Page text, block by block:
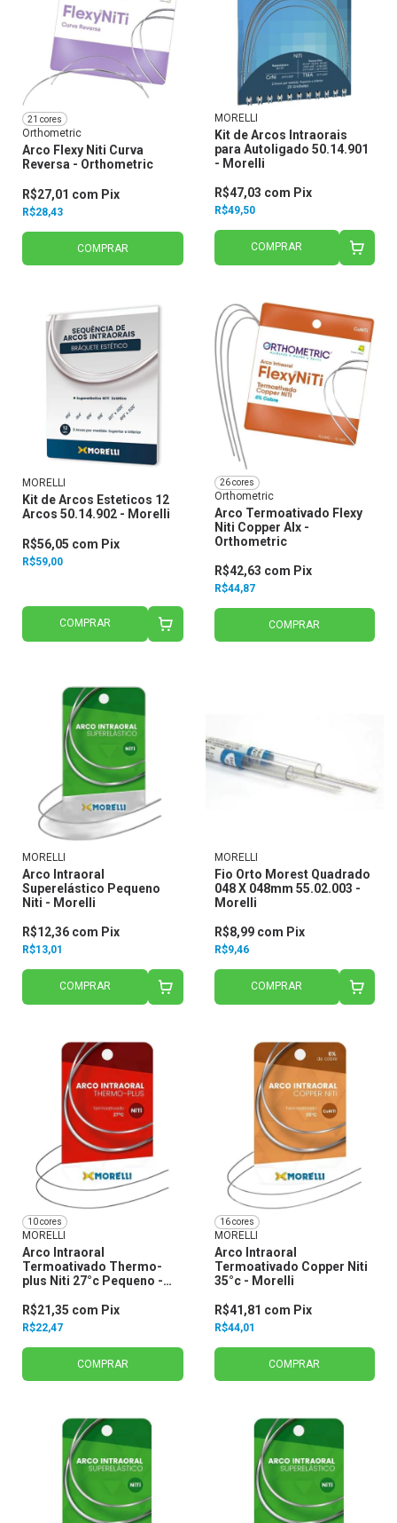
21 cores
Orthometric
Arco Flexy Niti Curva
Reversa - Orthometric
R$28,43
R$27,01 com Pix
COMPRAR
MORELLI
Kit de Arcos Intraorais
para Autoligado 50.14.901
- Morelli
R$49,50
R$47,03 com Pix
COMPRAR
MORELLI
Kit de Arcos Esteticos 12
Arcos 50.14.902 - Morelli
R$59,00
R$56,05 com Pix
COMPRAR
26 cores
Orthometric
Arco Termoativado Flexy
Niti Copper Alx -
Orthometric
R$44,87
R$42,63 com Pix
COMPRAR
MORELLI
Arco Intraoral
Superelástico Pequeno
Niti - Morelli
R$13,01
R$12,36 com Pix
COMPRAR
MORELLI
Fio Orto Morest Quadrado
048 X 048mm 55.02.003 -
Morelli
R$9,46
R$8,99 com Pix
COMPRAR
10 cores
MORELLI
Arco Intraoral
Termoativado Thermo-
plus Niti 27°c Pequeno -
R$22,47
R$21,35 com Pix
COMPRAR
16 cores
MORELLI
Arco Intraoral
Termoativado Copper Niti
35°c - Morelli
R$44,01
R$41,81 com Pix
COMPRAR